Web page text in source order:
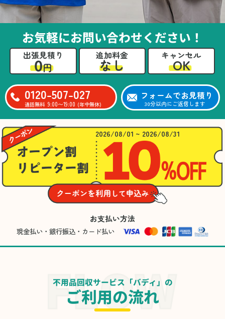
お気軽にお問い合わせください！
出張見積り
0円
追加料金
なし
キャンセル
OK
0120-507-027
通話無料 9:00〜19:00 (年中無休)
フォームでお見積り
30分以内にご返信します
2026/08/01 ~ 2026/08/31
お支払い方法
現金払い・銀行振込・カード払い
不用品回収サービス「バディ」の
ご利用の流れ